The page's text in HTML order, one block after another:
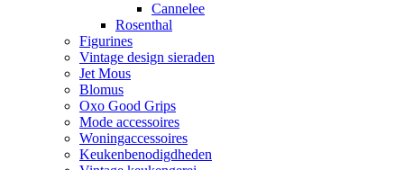
Cannelee
Rosenthal
Figurines
Vintage design sieraden
Jet Mous
Blomus
Oxo Good Grips
Mode accessoires
Woningaccessoires
Keukenbenodigdheden